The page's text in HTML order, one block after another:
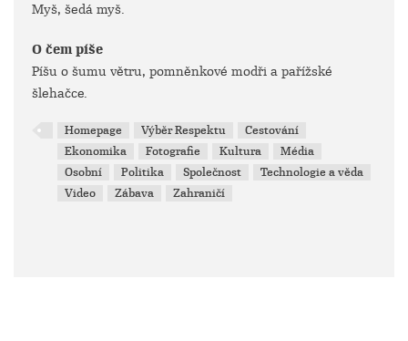
Myš, šedá myš.
O čem píše
Píšu o šumu větru, pomněnkové modři a pařížské
šlehačce.
Homepage Výběr Respektu
Cestování
Ekonomika
Fotografie Kultura
Média
Osobní
Politika Společnost
Technologie a věda
Video
Zábava Zahraničí